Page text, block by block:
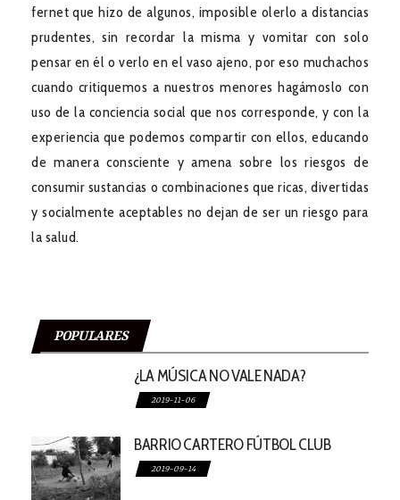
fernet que hizo de algunos, imposible olerlo a distancias
prudentes, sin recordar la misma y vomitar con solo
pensar en él o verlo en el vaso ajeno, por eso muchachos
cuando critiquemos a nuestros menores hagámoslo con
uso de la conciencia social que nos corresponde, y con la
experiencia que podemos compartir con ellos, educando
de manera consciente y amena sobre los riesgos de
consumir sustancias o combinaciones que ricas, divertidas
y socialmente aceptables no dejan de ser un riesgo para
la salud.
POPULARES
¿LA MÚSICA NO VALE NADA?
2019-11-06
BARRIO CARTERO FÚTBOL CLUB
2019-09-14